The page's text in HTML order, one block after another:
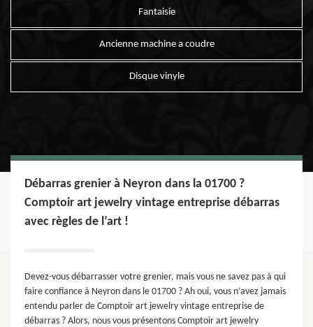
Fantaisie
Ancienne machine a coudre
Disque vinyle
Débarras grenier à Neyron dans la 01700 ?
Comptoir art jewelry vintage entreprise débarras
avec règles de l’art !
Devez-vous débarrasser votre grenier, mais vous ne savez pas à qui
faire confiance à Neyron dans le 01700 ? Ah oui, vous n’avez jamais
entendu parler de Comptoir art jewelry vintage entreprise de
débarras ? Alors, nous vous présentons Comptoir art jewelry